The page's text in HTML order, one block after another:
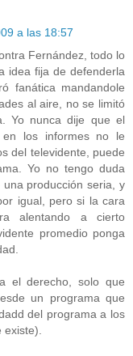
a las 18:57
Fernández, todo lo
idea fija de defenderla
fanática mandandole
al aire, no se limitó
Yo nunca dije que el
los informes no le
del televidente, puede
Yo no tengo duda
producción seria, y
igual, pero si la cara
alentando a cierto
promedio ponga
el derecho, solo que
un programa que
del programa a los